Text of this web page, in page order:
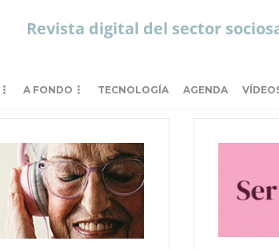
Revista digital del sector
A FONDO TECNOLOGÍA AGENDA